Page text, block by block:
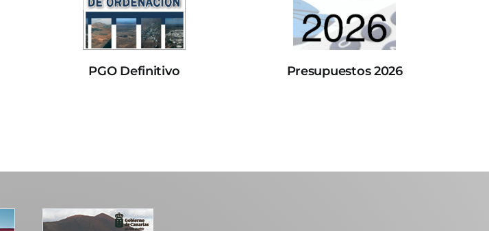
PGO Definitivo Presupuestos 2026